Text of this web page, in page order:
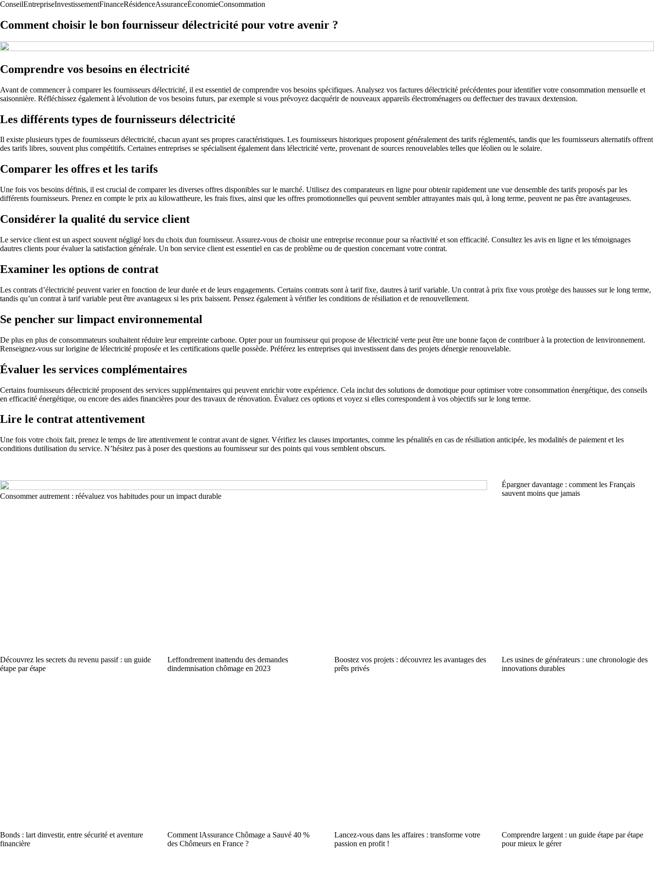
ConseilEntrepriseInvestissementFinanceRésidenceAssuranceÉconomieConsommation
Comment choisir le bon fournisseur délectricité pour votre avenir ?
Comprendre vos besoins en électricité
Avant de commencer à comparer les fournisseurs délectricité, il est essentiel de comprendre vos besoins spécifiques. Analysez vos factures délectricité précédentes pour identifier votre consommation mensuelle et
saisonnière. Réfléchissez également à lévolution de vos besoins futurs, par exemple si vous prévoyez dacquérir de nouveaux appareils électroménagers ou deffectuer des travaux dextension.
Les différents types de fournisseurs délectricité
Il existe plusieurs types de fournisseurs délectricité, chacun ayant ses propres caractéristiques. Les fournisseurs historiques proposent généralement des tarifs réglementés, tandis que les fournisseurs alternatifs offrent
des tarifs libres, souvent plus compétitifs. Certaines entreprises se spécialisent également dans lélectricité verte, provenant de sources renouvelables telles que léolien ou le solaire.
Comparer les offres et les tarifs
Une fois vos besoins définis, il est crucial de comparer les diverses offres disponibles sur le marché. Utilisez des comparateurs en ligne pour obtenir rapidement une vue densemble des tarifs proposés par les
différents fournisseurs. Prenez en compte le prix au kilowattheure, les frais fixes, ainsi que les offres promotionnelles qui peuvent sembler attrayantes mais qui, à long terme, peuvent ne pas être avantageuses.
Considérer la qualité du service client
Le service client est un aspect souvent négligé lors du choix dun fournisseur. Assurez-vous de choisir une entreprise reconnue pour sa réactivité et son efficacité. Consultez les avis en ligne et les témoignages
dautres clients pour évaluer la satisfaction générale. Un bon service client est essentiel en cas de problème ou de question concernant votre contrat.
Examiner les options de contrat
Les contrats d’électricité peuvent varier en fonction de leur durée et de leurs engagements. Certains contrats sont à tarif fixe, dautres à tarif variable. Un contrat à prix fixe vous protège des hausses sur le long terme,
tandis qu’un contrat à tarif variable peut être avantageux si les prix baissent. Pensez également à vérifier les conditions de résiliation et de renouvellement.
Se pencher sur limpact environnemental
De plus en plus de consommateurs souhaitent réduire leur empreinte carbone. Opter pour un fournisseur qui propose de lélectricité verte peut être une bonne façon de contribuer à la protection de lenvironnement.
Renseignez-vous sur lorigine de lélectricité proposée et les certifications quelle possède. Préférez les entreprises qui investissent dans des projets dénergie renouvelable.
Évaluer les services complémentaires
Certains fournisseurs délectricité proposent des services supplémentaires qui peuvent enrichir votre expérience. Cela inclut des solutions de domotique pour optimiser votre consommation énergétique, des conseils
en efficacité énergétique, ou encore des aides financières pour des travaux de rénovation. Évaluez ces options et voyez si elles correspondent à vos objectifs sur le long terme.
Lire le contrat attentivement
Une fois votre choix fait, prenez le temps de lire attentivement le contrat avant de signer. Vérifiez les clauses importantes, comme les pénalités en cas de résiliation anticipée, les modalités de paiement et les
conditions dutilisation du service. N’hésitez pas à poser des questions au fournisseur sur des points qui vous semblent obscurs.
Consommer autrement : réévaluez vos habitudes pour un impact durable
Épargner davantage : comment les Français
sauvent moins que jamais
Découvrez les secrets du revenu passif : un guide
étape par étape
Leffondrement inattendu des demandes
dindemnisation chômage en 2023
Boostez vos projets : découvrez les avantages des
prêts privés
Les usines de générateurs : une chronologie des
innovations durables
Bonds : lart dinvestir, entre sécurité et aventure
financière
Comment lAssurance Chômage a Sauvé 40 %
des Chômeurs en France ?
Lancez-vous dans les affaires : transforme votre
passion en profit !
Comprendre largent : un guide étape par étape
pour mieux le gérer